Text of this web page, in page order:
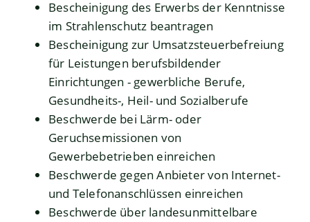
Bescheinigung des Erwerbs der Kenntnisse
im Strahlenschutz beantragen
Bescheinigung zur Umsatzsteuerbefreiung
für Leistungen berufsbildender
Einrichtungen - gewerbliche Berufe,
Gesundheits-, Heil- und Sozialberufe
Beschwerde bei Lärm- oder
Geruchsemissionen von
Gewerbebetrieben einreichen
Beschwerde gegen Anbieter von Internet-
und Telefonanschlüssen einreichen
Beschwerde über landesunmittelbare